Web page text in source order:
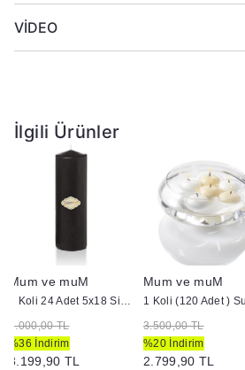
VİDEO
İlgili Ürünler
Mum ve muM
1 Koli 24 Adet 5x18 Siyah Silindir Kütük Mum
5.000,00 TL
%36 İndirim
3.199,90 TL
Mum ve muM
3.500,00 TL
%20 İndirim
2.799,90 TL